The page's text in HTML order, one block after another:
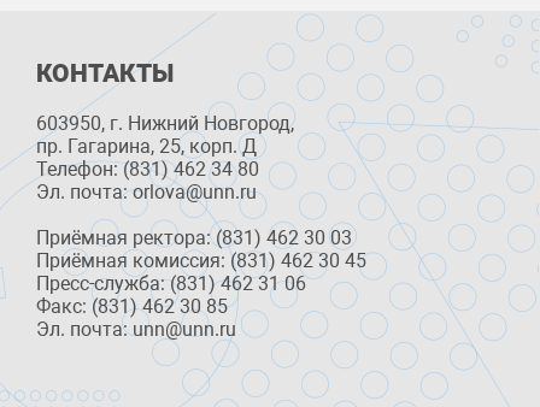
КОНТАКТЫ
603950, г. Нижний Новгород,
пр. Гагарина, 25, корп. Д
Телефон: (831) 462 34 80
Эл. почта: orlova@unn.ru
Приёмная ректора: (831) 462 30 03
Приёмная комиссия: (831) 462 30 45
Пресс-служба: (831) 462 31 06
Факс: (831) 462 30 85
Эл. почта: unn@unn.ru